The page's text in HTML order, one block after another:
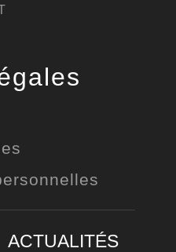
ACTUALITÉS